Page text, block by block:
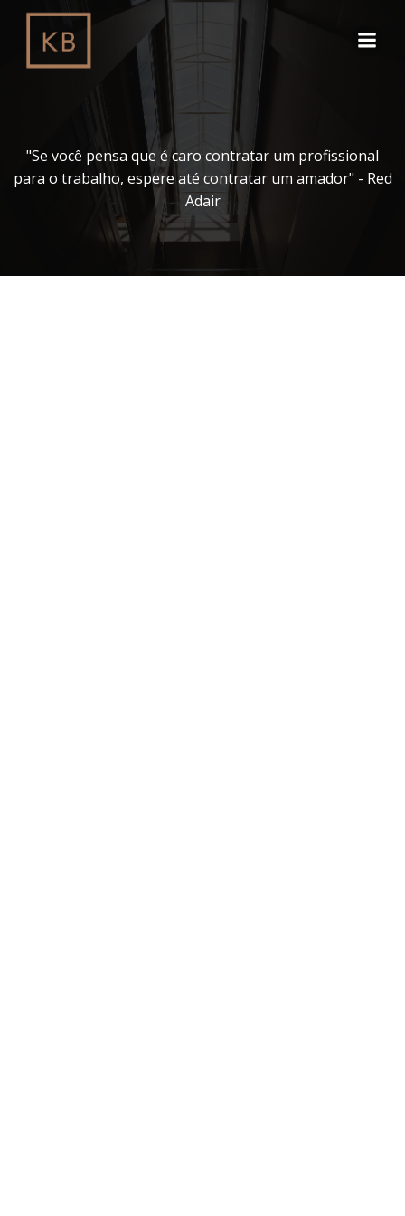
o
conteúdo
"Se você pensa que é caro contratar um profissional
para o trabalho, espere até contratar um amador" - Red
Adair